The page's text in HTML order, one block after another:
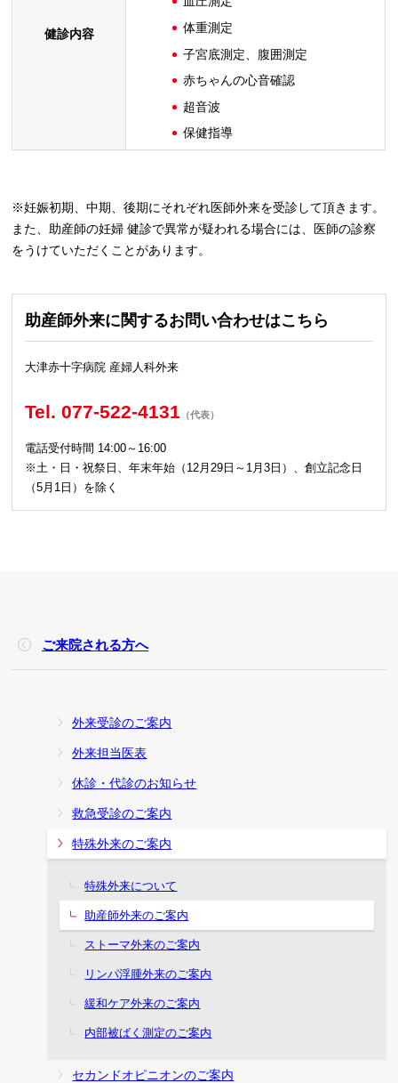
健診内容
体重測定
子宮底測定、腹囲測定
赤ちゃんの心音確認
超音波
保健指導
※妊娠初期、中期、後期にそれぞれ医師外来を受診して頂きます。
また、助産師の妊婦 健診で異常が疑われる場合には、医師の診察
をうけていただくことがあります。
助産師外来に関するお問い合わせはこちら
大津赤十字病院 産婦人科外来
Tel. 077-522-4131 （代表）
電話受付時間 14:00～16:00
※土・日・祝祭日、年末年始（12月29日～1月3日）、創立記念日
（5月1日）を除く
ご来院される方へ
外来受診のご案内
外来担当医表
休診・代診のお知らせ
救急受診のご案内
特殊外来のご案内
特殊外来について
助産師外来のご案内
ストーマ外来のご案内
リンパ浮腫外来のご案内
緩和ケア外来のご案内
内部被ばく測定のご案内
セカンドオピニオンのご案内